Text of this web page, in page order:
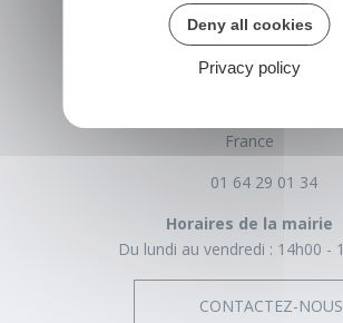
NONVILLE
France
01 64 29 01 34
Horaires de la mairie
Du lundi au vendredi : 14h00 -
CONTACTEZ-NOUS
Deny all cookies
Privacy policy